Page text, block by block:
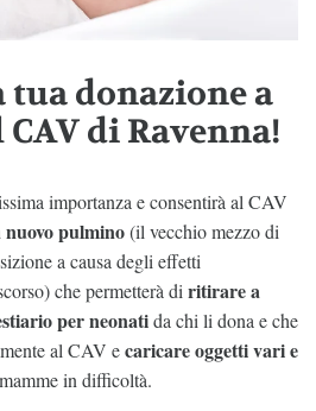
tua donazione a
di Ravenna!
importanza e consentirà al CAV
pulmino(il vecchio mezzo di
a causa degli effetti
che permetterà di ritirare a
per neonatida chi li dona e che
al CAV ecaricare oggetti vari e
in difficoltà.